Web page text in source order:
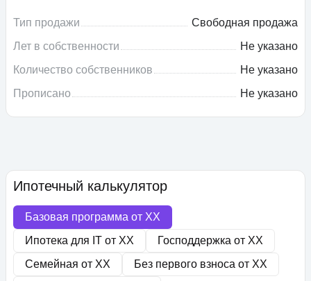
Тип продажи
Свободная продажа
Лет в собственности
Не указано
Количество собственников
Не указано
Прописано
Не указано
Ипотечный калькулятор
Базовая программа от XX
Ипотека для IT от XX Господдержка от XX
Семейная от XX Без первого взноса от XX